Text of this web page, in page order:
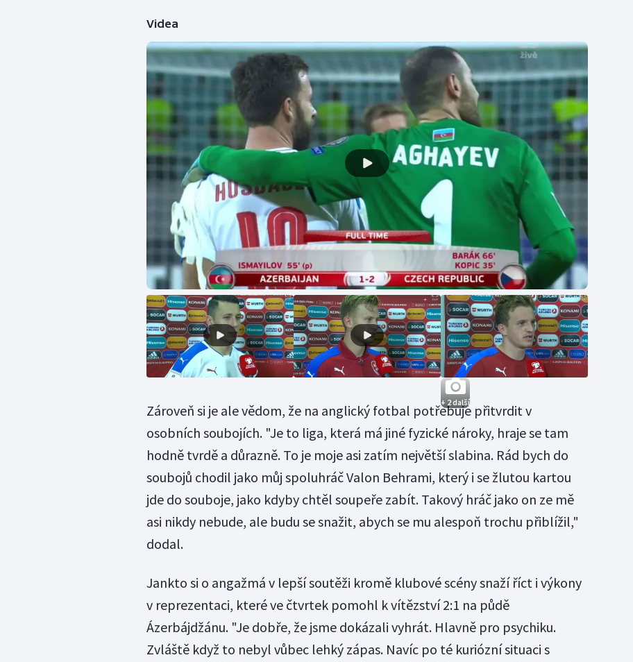
Videa
+ 2 další
Zároveň si je ale vědom, že na anglický fotbal potřebuje přitvrdit v
osobních soubojích. "Je to liga, která má jiné fyzické nároky, hraje se tam
hodně tvrdě a důrazně. To je moje asi zatím největší slabina. Rád bych do
soubojů chodil jako můj spoluhráč Valon Behrami, který i se žlutou kartou
jde do souboje, jako kdyby chtěl soupeře zabít. Takový hráč jako on ze mě
asi nikdy nebude, ale budu se snažit, abych se mu alespoň trochu přiblížil,"
dodal.
Jankto si o angažmá v lepší soutěži kromě klubové scény snaží říct i výkony
v reprezentaci, které ve čtvrtek pomohl k vítězství 2:1 na půdě
Ázerbájdžánu. "Je dobře, že jsme dokázali vyhrát. Hlavně pro psychiku.
Zvláště když to nebyl vůbec lehký zápas. Navíc po té kuriózní situaci s